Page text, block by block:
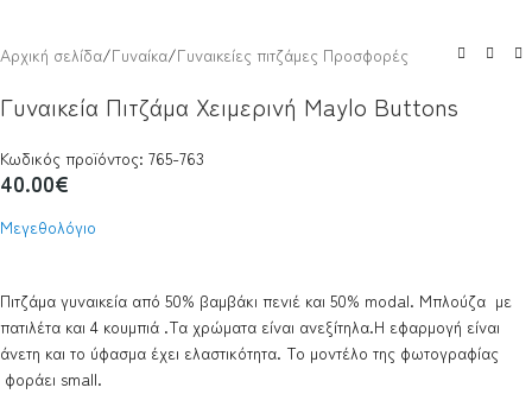
Αρχική σελίδα/Γυναίκα/Γυναικείες πιτζάμες Προσφορές
Γυναικεία Πιτζάμα Χειμερινή Maylo Buttons
Κωδικός προϊόντος: 765-763
40.00€
Μεγεθολόγιο
Πιτζάμα γυναικεία από 50% βαμβάκι πενιέ και 50% modal. Μπλούζα με
πατιλέτα και 4 κουμπιά .Τα χρώματα είναι ανεξίτηλα.Η εφαρμογή είναι
άνετη και το ύφασμα έχει ελαστικότητα. Το μοντέλο της φωτογραφίας
φοράει small.